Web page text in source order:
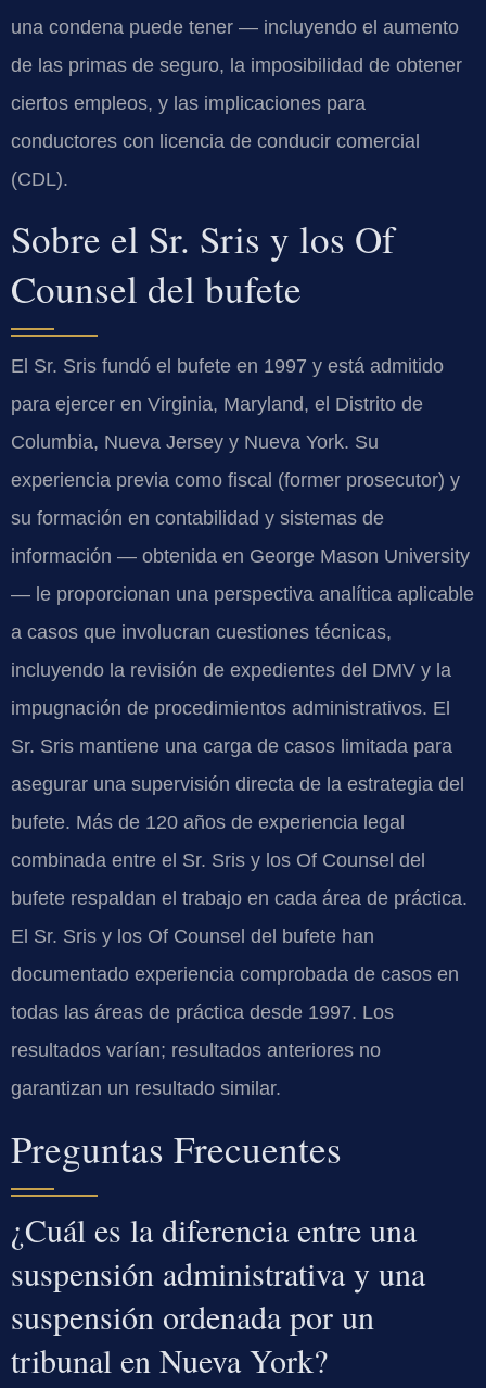
una condena puede tener — incluyendo el aumento
de las primas de seguro, la imposibilidad de obtener
ciertos empleos, y las implicaciones para
conductores con licencia de conducir comercial
(CDL).
Sobre el Sr. Sris y los Of
Counsel del bufete
El Sr. Sris fundó el bufete en 1997 y está admitido
para ejercer en Virginia, Maryland, el Distrito de
Columbia, Nueva Jersey y Nueva York. Su
experiencia previa como fiscal (former prosecutor) y
su formación en contabilidad y sistemas de
información — obtenida en George Mason University
— le proporcionan una perspectiva analítica aplicable
a casos que involucran cuestiones técnicas,
incluyendo la revisión de expedientes del DMV y la
impugnación de procedimientos administrativos. El
Sr. Sris mantiene una carga de casos limitada para
asegurar una supervisión directa de la estrategia del
bufete. Más de 120 años de experiencia legal
combinada entre el Sr. Sris y los Of Counsel del
bufete respaldan el trabajo en cada área de práctica.
El Sr. Sris y los Of Counsel del bufete han
documentado experiencia comprobada de casos en
todas las áreas de práctica desde 1997. Los
resultados varían; resultados anteriores no
garantizan un resultado similar.
Preguntas Frecuentes
¿Cuál es la diferencia entre una
suspensión administrativa y una
suspensión ordenada por un
tribunal en Nueva York?